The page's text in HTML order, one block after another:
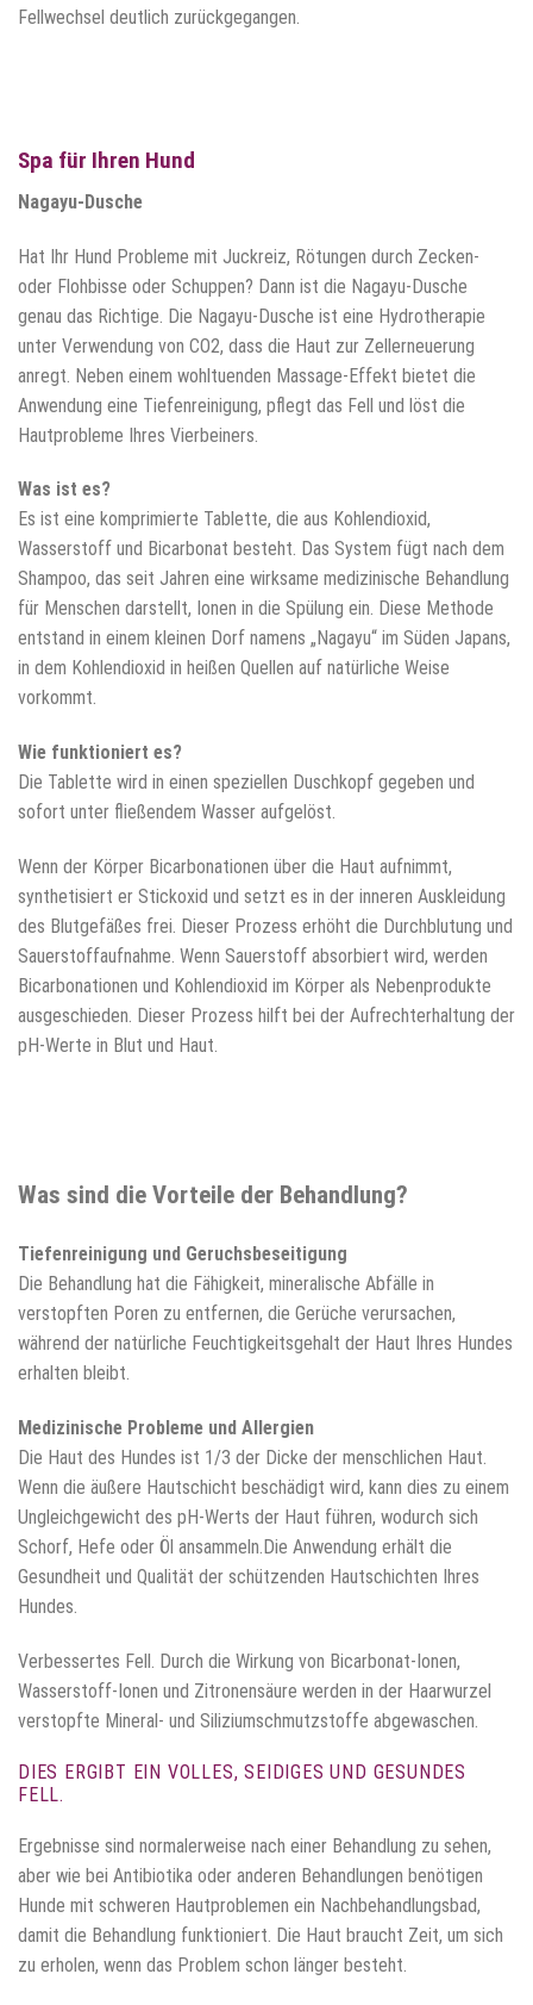
Fellwechsel deutlich zurückgegangen.
Spa für Ihren Hund
Nagayu-Dusche
Hat Ihr Hund Probleme mit Juckreiz, Rötungen durch Zecken-
oder Flohbisse oder Schuppen? Dann ist die Nagayu-Dusche
genau das Richtige. Die Nagayu-Dusche ist eine Hydrotherapie
unter Verwendung von CO2, dass die Haut zur Zellerneuerung
anregt. Neben einem wohltuenden Massage-Effekt bietet die
Anwendung eine Tiefenreinigung, pflegt das Fell und löst die
Hautprobleme Ihres Vierbeiners.
Was ist es?
Es ist eine komprimierte Tablette, die aus Kohlendioxid,
Wasserstoff und Bicarbonat besteht. Das System fügt nach dem
Shampoo, das seit Jahren eine wirksame medizinische Behandlung
für Menschen darstellt, Ionen in die Spülung ein. Diese Methode
entstand in einem kleinen Dorf namens „Nagayu“ im Süden Japans,
in dem Kohlendioxid in heißen Quellen auf natürliche Weise
vorkommt.
Wie funktioniert es?
Die Tablette wird in einen speziellen Duschkopf gegeben und
sofort unter fließendem Wasser aufgelöst.
Wenn der Körper Bicarbonationen über die Haut aufnimmt,
synthetisiert er Stickoxid und setzt es in der inneren Auskleidung
des Blutgefäßes frei. Dieser Prozess erhöht die Durchblutung und
Sauerstoffaufnahme. Wenn Sauerstoff absorbiert wird, werden
Bicarbonationen und Kohlendioxid im Körper als Nebenprodukte
ausgeschieden. Dieser Prozess hilft bei der Aufrechterhaltung der
pH-Werte in Blut und Haut.
Was sind die Vorteile der Behandlung?
Tiefenreinigung und Geruchsbeseitigung
Die Behandlung hat die Fähigkeit, mineralische Abfälle in
verstopften Poren zu entfernen, die Gerüche verursachen,
während der natürliche Feuchtigkeitsgehalt der Haut Ihres Hundes
erhalten bleibt.
Medizinische Probleme und Allergien
Die Haut des Hundes ist 1/3 der Dicke der menschlichen Haut.
Wenn die äußere Hautschicht beschädigt wird, kann dies zu einem
Ungleichgewicht des pH-Werts der Haut führen, wodurch sich
Schorf, Hefe oder Öl ansammeln.Die Anwendung erhält die
Gesundheit und Qualität der schützenden Hautschichten Ihres
Hundes.
Verbessertes Fell. Durch die Wirkung von Bicarbonat-Ionen,
Wasserstoff-Ionen und Zitronensäure werden in der Haarwurzel
verstopfte Mineral- und Siliziumschmutzstoffe abgewaschen.
DIES ERGIBT EIN VOLLES, SEIDIGES UND GESUNDES
FELL.
Ergebnisse sind normalerweise nach einer Behandlung zu sehen,
aber wie bei Antibiotika oder anderen Behandlungen benötigen
Hunde mit schweren Hautproblemen ein Nachbehandlungsbad,
damit die Behandlung funktioniert. Die Haut braucht Zeit, um sich
zu erholen, wenn das Problem schon länger besteht.